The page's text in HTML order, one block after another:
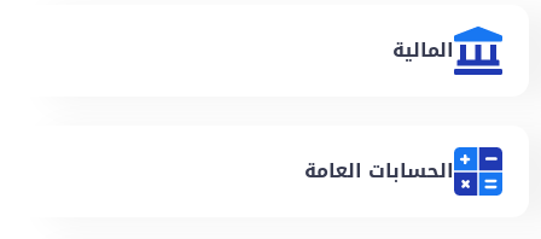
المالية
الحسابات العامة